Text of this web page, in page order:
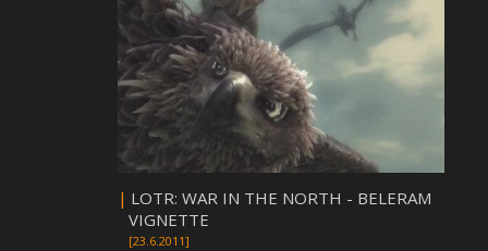
| LOTR: WAR IN THE NORTH - BELERAM
VIGNETTE
[23.6.2011]